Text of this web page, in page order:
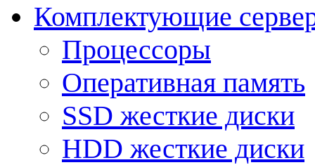
Комплектующие
Процессоры
Оперативная память
SSD жесткие диски
HDD жесткие диски